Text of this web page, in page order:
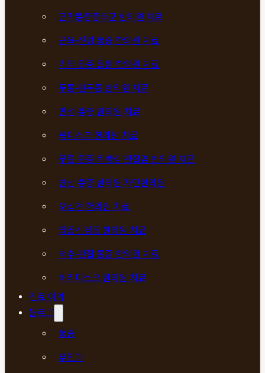
근막통증증후군 한의원 치료
근육·신경 통증 한의원 치료
기타 통증 질환 한의원 치료
두통·편두통 한의원 치료
만성 통증 한의원 치료
목디스크 한의원 치료
무릎 통증·퇴행성 관절염 한의원 치료
안산 통증 한의원 자민한의원
오십견 한의원 치료
좌골신경통 한의원 치료
척추·관절 통증 한의원 치료
허리디스크 한의원 치료
진료 예약
블로그
통증
부인과